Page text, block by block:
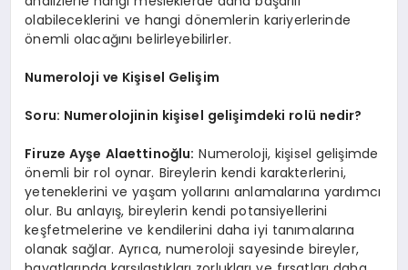
olabileceklerini ve hangi dönemlerin kariyerlerinde
önemli olacağını belirleyebilirler.
Numeroloji ve Kişisel Gelişim
Soru: Numerolojinin kişisel gelişimdeki rolü nedir?
Firuze Ayşe Alaettinoğlu: Numeroloji, kişisel gelişimde
önemli bir rol oynar. Bireylerin kendi karakterlerini,
yeteneklerini ve yaşam yollarını anlamalarına yardımcı
olur. Bu anlayış, bireylerin kendi potansiyellerini
keşfetmelerine ve kendilerini daha iyi tanımalarına
olanak sağlar. Ayrıca, numeroloji sayesinde bireyler,